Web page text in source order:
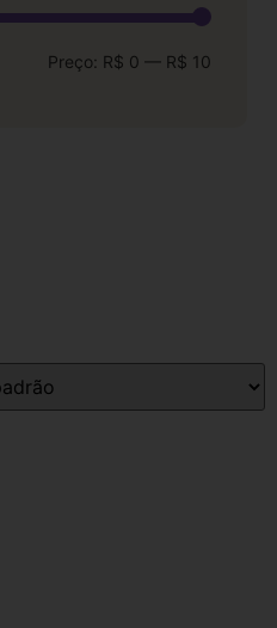
Preço: R$ 0 — R$ 10